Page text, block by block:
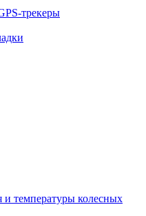
трекеры
и температуры колесных